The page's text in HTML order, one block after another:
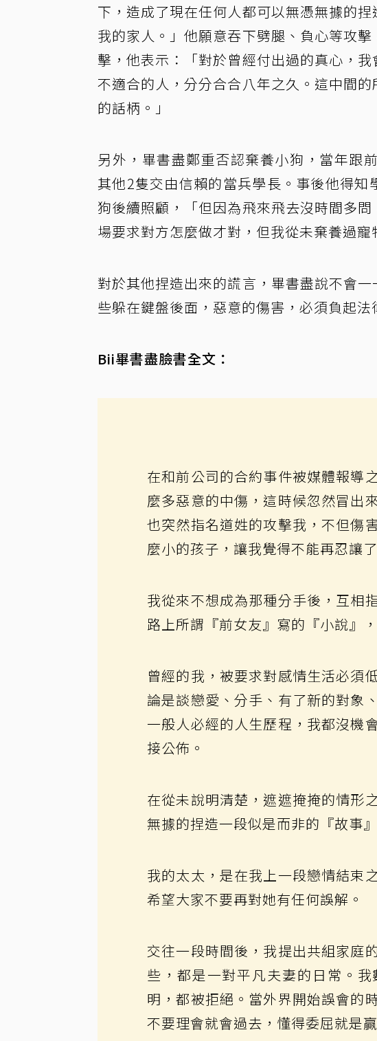
下，造成了現在任何人都可以無憑無據的
我的家人。」他願意吞下劈腿、負心等攻
擊，他表示：「對於曾經付出過的真心，
不適合的人，分分合合八年之久。這中間
的話柄。」
另外，畢書盡鄭重否認棄養小狗，當年跟
其他2隻交由信賴的當兵學長。事後他得
狗後續照顧，「但因為飛來飛去沒時間多
場要求對方怎麼做才對，但我從未棄養過
對於其他捏造出來的謊言，畢書盡說不會
些躲在鍵盤後面，惡意的傷害，必須負起法
Bii畢書盡臉書全文：
在和前公司的合約事件被媒體報導
麼多惡意的中傷，這時候忽然冒出
也突然指名道姓的攻擊我，不但傷
麼小的孩子，讓我覺得不能再忍讓了
我從來不想成為那種分手後，互相
路上所謂『前女友』寫的『小說』
曾經的我，被要求對感情生活必須
論是談戀愛、分手、有了新的對象
一般人必經的人生歷程，我都沒機
接公佈。
在從未說明清楚，遮遮掩掩的情形
無據的捏造一段似是而非的『故事
我的太太，是在我上一段戀情結束
希望大家不要再對她有任何誤解。
交往一段時間後，我提出共組家庭
些，都是一對平凡夫妻的日常。
明，都被拒絕。當外界開始誤會的
不要理會就會過去，懂得委屈就是